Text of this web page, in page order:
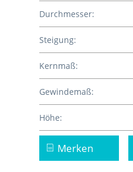
Durchmesser:
Steigung:
Kernmaß:
Gewindemaß:
Höhe:
Merken